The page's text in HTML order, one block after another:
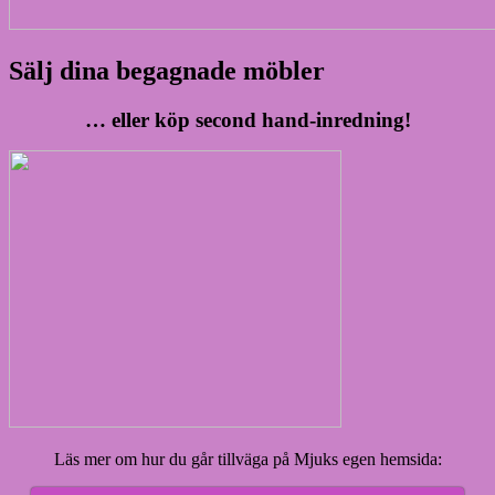
Sälj dina begagnade möbler
… eller köp second hand-inredning!
Läs mer om hur du går tillväga på Mjuks egen hemsida: